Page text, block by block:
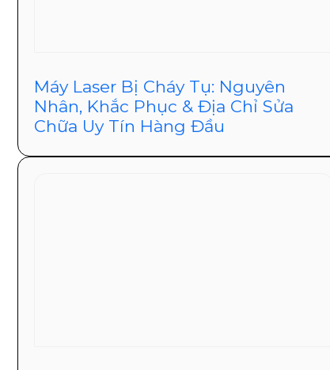
Máy Laser Bị Cháy Tụ: Nguyên
Nhân, Khắc Phục & Địa Chỉ Sửa
Chữa Uy Tín Hàng Đầu